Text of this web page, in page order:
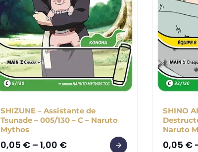
SHIZUNE – Assistante de
Tsunade – 005/130 – C – Naruto
Mythos
0,05 €– 1,00 €
SHINO
Naruto
0,05 €